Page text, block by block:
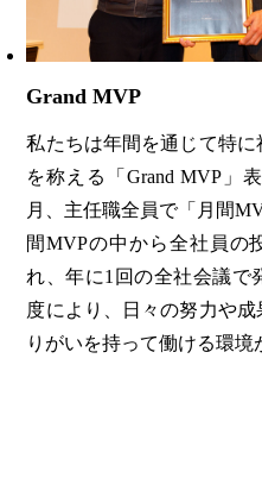
Grand MVP
私たちは年間を通じて特
を称える「Grand MVP」
月、主任職全員で「月間
間MVPの中から全社員の
れ、年に1回の全社会議で
度により、日々の努力や
りがいを持って働ける環境